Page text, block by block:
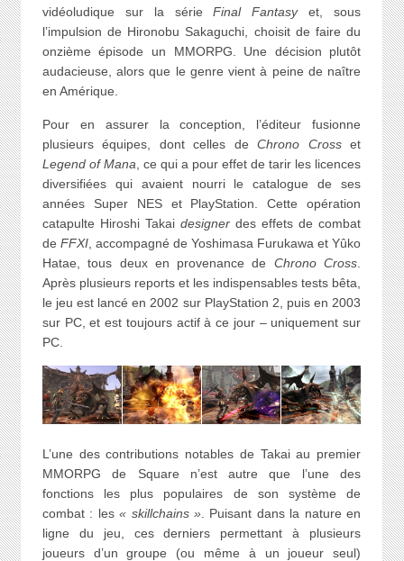
vidéoludique sur la sérieFinal Fantasyet, sous
l’impulsion de Hironobu Sakaguchi, choisit de faire du
onzième épisode un MMORPG. Une décision plutôt
audacieuse, alors que le genre vient à peine de naître
en Amérique.
Pour en assurer la conception, l’éditeur fusionne
plusieurs équipes, dont celles deChrono Crosset
Legend of Mana , ce qui a pour effet de tarir les licences
diversifiées qui avaient nourri le catalogue de ses
années Super NES et PlayStation. Cette opération
catapulte Hiroshi Takai designerdes effets de combat
de FFXI, accompagné de Yoshimasa Furukawa et Yûko
Hatae, tous deux en provenance de Chrono Cross
Après plusieurs reports et les indispensables tests bêta,
le jeu est lancé en 2002 sur PlayStation 2, puis en 2003
sur PC, et est toujours actif à ce jour – uniquement sur
PC.
L’une des contributions notables de Takai au premier
MMORPG de Square n’est autre que l’une des
fonctions les plus populaires de son système de
combat : les« skillchains » . Puisant dans la nature en
ligne du jeu, ces derniers permettant à plusieurs
joueurs d’un groupe (ou même à un joueur seul)